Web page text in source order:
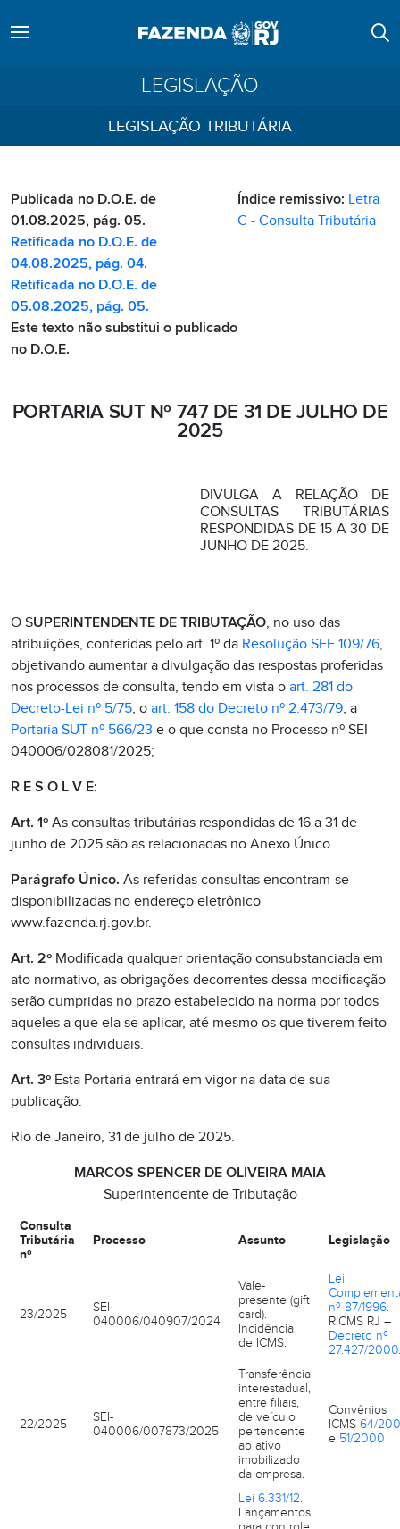
LEGISLAÇÃO
LEGISLAÇÃO TRIBUTÁRIA
Publicada no D.O.E. de
01.08.2025, pág. 05.
Retificada no D.O.E. de
04.08.2025, pág. 04.
Retificada no D.O.E. de
05.08.2025, pág. 05.
Este texto não substitui o publicado
no D.O.E.
Índice remissivo: Letra
C - Consulta Tributária
PORTARIA SUT Nº 747 DE 31 DE JULHO DE
2025
DIVULGA A RELAÇÃO DE
CONSULTAS TRIBUTÁRIAS
RESPONDIDAS DE 15 A 30 DE
JUNHO DE 2025.
O SUPERINTENDENTE DE TRIBUTAÇÃO, no uso das
atribuições, conferidas pelo art. 1º da Resolução SEF 109/76,
objetivando aumentar a divulgação das respostas proferidas
nos processos de consulta, tendo em vista o art. 281 do
Decreto-Lei nº 5/75, o art. 158 do Decreto nº 2.473/79, a
Portaria SUT nº 566/23 e o que consta no Processo nº SEI-
040006/028081/2025;
R E S O L V E:
Art. 1º As consultas tributárias respondidas de 16 a 31 de
junho de 2025 são as relacionadas no Anexo Único.
Parágrafo Único. As referidas consultas encontram-se
disponibilizadas no endereço eletrônico
www.fazenda.rj.gov.br.
Art. 2º Modificada qualquer orientação consubstanciada em
ato normativo, as obrigações decorrentes dessa modificação
serão cumpridas no prazo estabelecido na norma por todos
aqueles a que ela se aplicar, até mesmo os que tiverem feito
consultas individuais.
Art. 3º Esta Portaria entrará em vigor na data de sua
publicação.
Rio de Janeiro, 31 de julho de 2025.
MARCOS SPENCER DE OLIVEIRA MAIA
Superintendente de Tributação
Consulta
Tributária
nº
Processo Assunto Legislação
23/2025
SEI-
040006/040907/2024
Vale-
presente (gift
card).
Incidência
de ICMS.
Lei
nº 87/1996.
RICMS RJ –
Decreto nº
27.427/2000.
22/2025
SEI-
040006/007873/2025
Transferência
interestadual,
entre filiais,
de veículo
pertencente
ao ativo
imobilizado
da empresa.
Convênios
ICMS 64/
e 51/2000
Lei 6.331/12.
Lançamentos